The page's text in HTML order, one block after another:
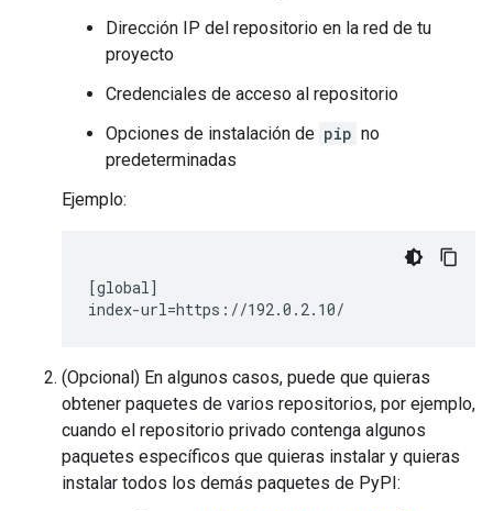
Dirección IP del repositorio en la red de tu
proyecto
Credenciales de acceso al repositorio
Opciones de instalación de pip no
predeterminadas
Ejemplo:
[global]
(Opcional) En algunos casos, puede que quieras
obtener paquetes de varios repositorios, por ejemplo,
cuando el repositorio privado contenga algunos
paquetes específicos que quieras instalar y quieras
instalar todos los demás paquetes de PyPI: